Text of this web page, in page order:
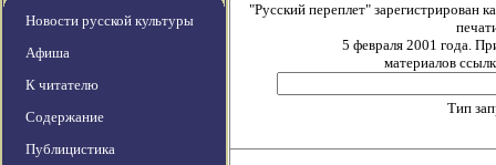
Новости русской культуры
Афиша
К читателю
Содержание
Публицистика
"Русский переплет" зарегистрирован
5 февраля 2001 года.
материалов
Тип